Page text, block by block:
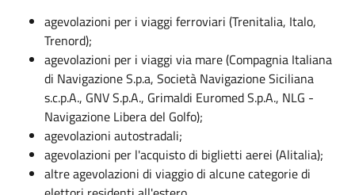
agevolazioni per i viaggi ferroviari (Trenitalia, Italo,
Trenord);
agevolazioni per i viaggi via mare (Compagnia Italiana
di Navigazione S.p.a, Società Navigazione Siciliana
s.c.p.A., GNV S.p.A., Grimaldi Euromed S.p.A., NLG -
Navigazione Libera del Golfo);
agevolazioni autostradali;
agevolazioni per l'acquisto di biglietti aerei (Alitalia);
altre agevolazioni di viaggio di alcune categorie di